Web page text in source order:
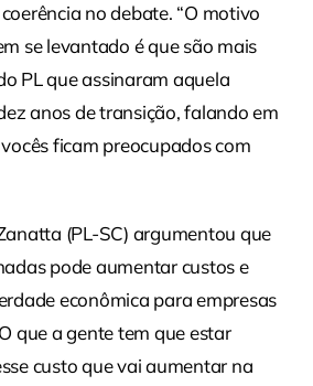
no debate. “O motivo
se levantado é que são mais
PL que assinaram aquela
anos de transição, falando em
ficam preocupados com
(PL-SC) argumentou que
pode aumentar custos e
econômica para empresas
que a gente tem que estar
custo que vai aumentar na